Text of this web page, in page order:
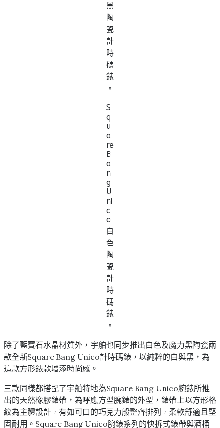
黑
陶
瓷
計
時
碼
錶
。
S
q
u
a
re
B
a
n
g
U
ni
c
o
白
色
陶
瓷
計
時
碼
錶
。
除了藍寶石水晶材質外，宇舶也同步推出白色及魔力黑陶瓷兩
款全新Square Bang Unico計時碼錶，以純粹的白與黑，為
這款方形錶款增添時尚感。
三款同樣都搭配了宇舶特地為Square Bang Unico腕錶所推
出的天然橡膠錶帶，為呼應方型腕錶的外型，錶帶上以方形格
紋為主體設計，有如可口的巧克力般整齊排列，柔軟舒適且堅
固耐用。Square Bang Unico腕錶系列的快拆式錶帶與酒桶